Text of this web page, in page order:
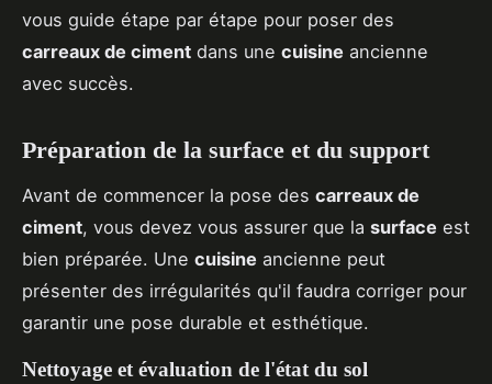
vous guide étape par étape pour poser des
carreaux de ciment dans une cuisine ancienne
avec succès.
Préparation de la surface et du support
Avant de commencer la pose des carreaux de
ciment, vous devez vous assurer que la surface est
bien préparée. Une cuisine ancienne peut
présenter des irrégularités qu'il faudra corriger pour
garantir une pose durable et esthétique.
Nettoyage et évaluation de l'état du sol